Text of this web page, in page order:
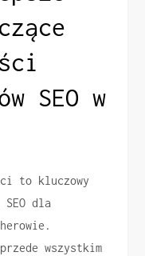
SEO w
to kluczowy
dla
wszystkim